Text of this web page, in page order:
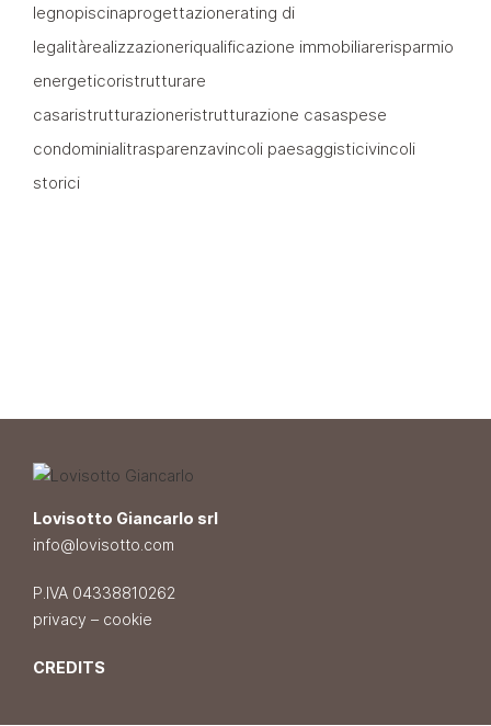
legnopiscinaprogettazionerating di
legalitàrealizzazioneriqualificazione immobiliarerisparmio
energeticoristrutturare
casaristrutturazioneristrutturazione casaspese
condominialitrasparenzavincoli paesaggisticivincoli
storici
Lovisotto Giancarlo srl
info@lovisotto.com
P.IVA 04338810262
privacy – cookie
CREDITS